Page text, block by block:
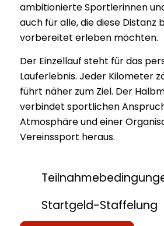
ambitionierte Sportlerinnen
auch für alle, die diese Distanz
vorbereitet erleben möchten.
Der Einzellauf steht für das
Lauferlebnis. Jeder Kilometer
führt näher zum Ziel. Der
verbindet sportlichen
Atmosphäre und einer
Vereinssport heraus.
Startgeld-Staffelung